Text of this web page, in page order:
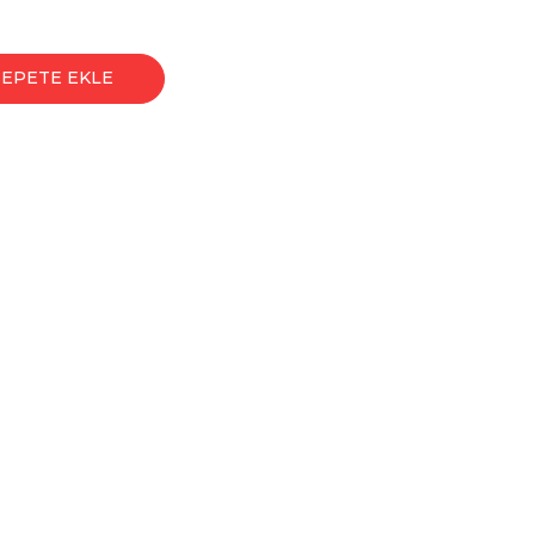
EKLE